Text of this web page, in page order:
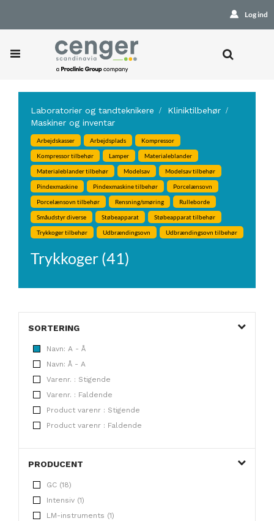
Log ind
Laboratorier og tandteknikere
Kliniktilbehør
Maskiner og inventar
Arbejdskasser Arbejdsplads Kompressor
Kompressor tilbehør Lamper Materialeblander
Materialeblander tilbehør Modelsav Modelsav tilbehør
Pindexmaskine Pindexmaskine tilbehør Porcelænsovn
Porcelænsovn tilbehør Rensning/smøring Rulleborde
Småudstyr diverse Støbeapparat Støbeapparat tilbehør
Trykkoger tilbehør Udbrændingsovn Udbrændingsovn tilbehør
Trykkoger (41)
SORTERING
Navn: A - Å
Navn: Å - A
Varenr. : Stigende
Varenr. : Faldende
Product varenr : Stigende
Product varenr : Faldende
PRODUCENT
GC (18)
Intensiv (1)
LM-instruments (1)